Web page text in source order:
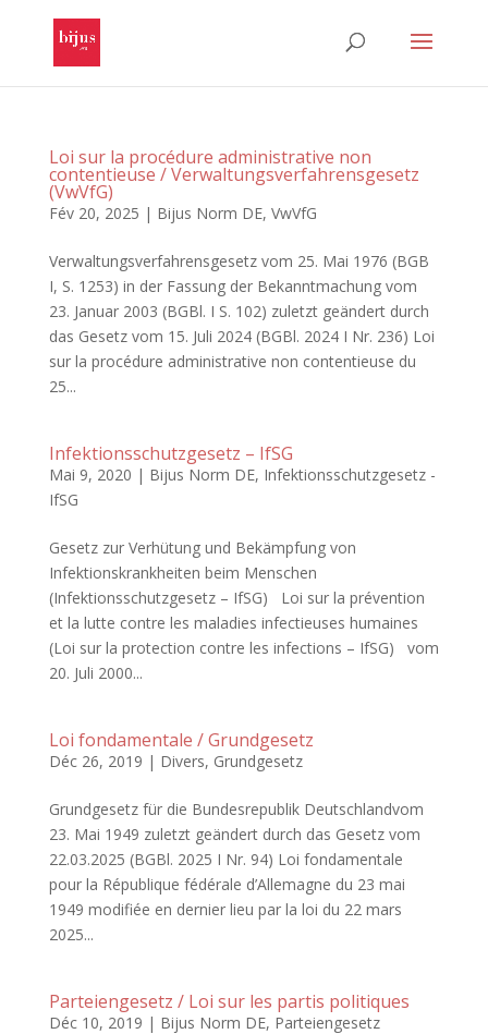
Loi sur la procédure administrative non
contentieuse / Verwaltungsverfahrensgesetz
(VwVfG)
Fév 20, 2025 | Bijus Norm DE, VwVfG
Verwaltungsverfahrensgesetz vom 25. Mai 1976 (BGB
I, S. 1253) in der Fassung der Bekanntmachung vom
23. Januar 2003 (BGBl. I S. 102) zuletzt geändert durch
das Gesetz vom 15. Juli 2024 (BGBl. 2024 I Nr. 236) Loi
sur la procédure administrative non contentieuse du
25...
Infektionsschutzgesetz – IfSG
Mai 9, 2020 | Bijus Norm DE, Infektionsschutzgesetz -
IfSG
Gesetz zur Verhütung und Bekämpfung von
Infektionskrankheiten beim Menschen
(Infektionsschutzgesetz – IfSG) Loi sur la prévention
et la lutte contre les maladies infectieuses humaines
(Loi sur la protection contre les infections – IfSG) vom
20. Juli 2000...
Loi fondamentale / Grundgesetz
Déc 26, 2019 | Divers, Grundgesetz
Grundgesetz für die Bundesrepublik Deutschlandvom
23. Mai 1949 zuletzt geändert durch das Gesetz vom
22.03.2025 (BGBl. 2025 I Nr. 94) Loi fondamentale
pour la République fédérale d’Allemagne du 23 mai
1949 modifiée en dernier lieu par la loi du 22 mars
2025...
Parteiengesetz / Loi sur les partis politiques
Déc 10, 2019 | Bijus Norm DE, Parteiengesetz